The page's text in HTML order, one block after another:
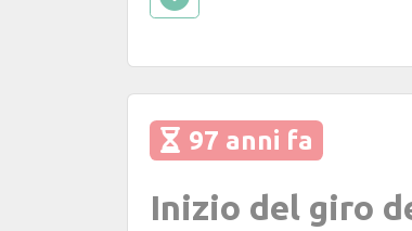
97 anni fa
Inizio del giro